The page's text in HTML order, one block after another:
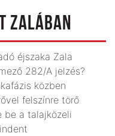
ZALÁBAN
éjszaka Zala
282/A jelzés?
közben
felszínre törő
be a talajközeli